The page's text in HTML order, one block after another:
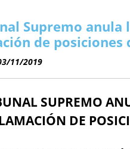
FUTURAS NORMAS
SUCESIONES
Supremo anula
de posiciones
11/2019
SUPREMO
DE